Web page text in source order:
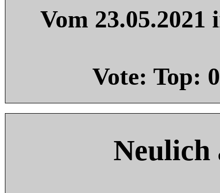
Vom
Vote: Top: 0
Neulich